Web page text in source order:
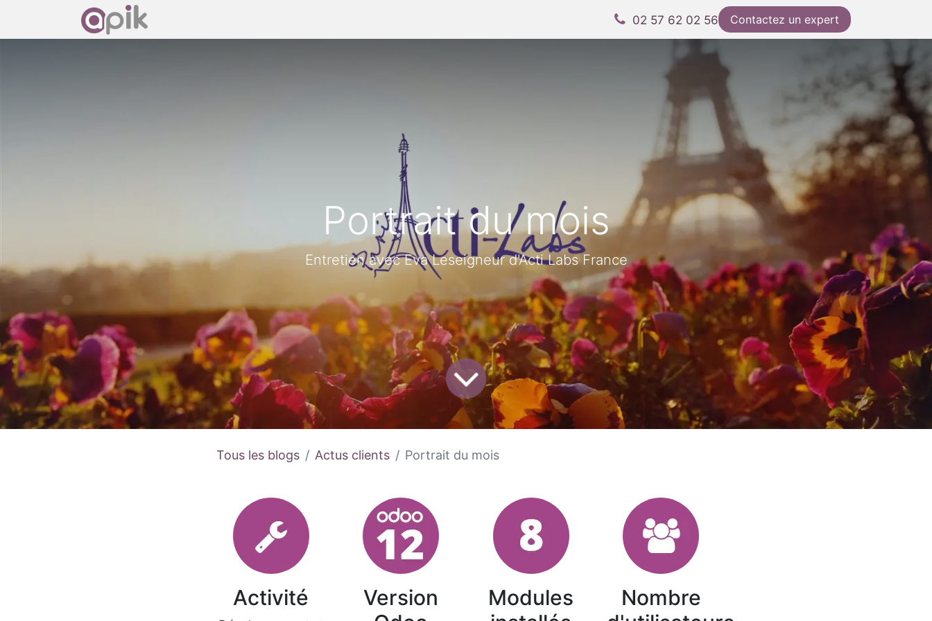
02 57 62 02 56 Contactez un expert
Portrait du mois
Entretien avec Eva Leseigneur d'Acti Labs France
Tous les blogs Actus clients Portrait du mois
Activité
Version
Modules
Nombre